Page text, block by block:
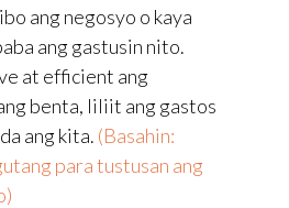
ang negosyo o kaya
ang gastusin nito.
at efficient ang
benta, liliit ang gastos
ang kita. (Basahin:
para tustusan ang